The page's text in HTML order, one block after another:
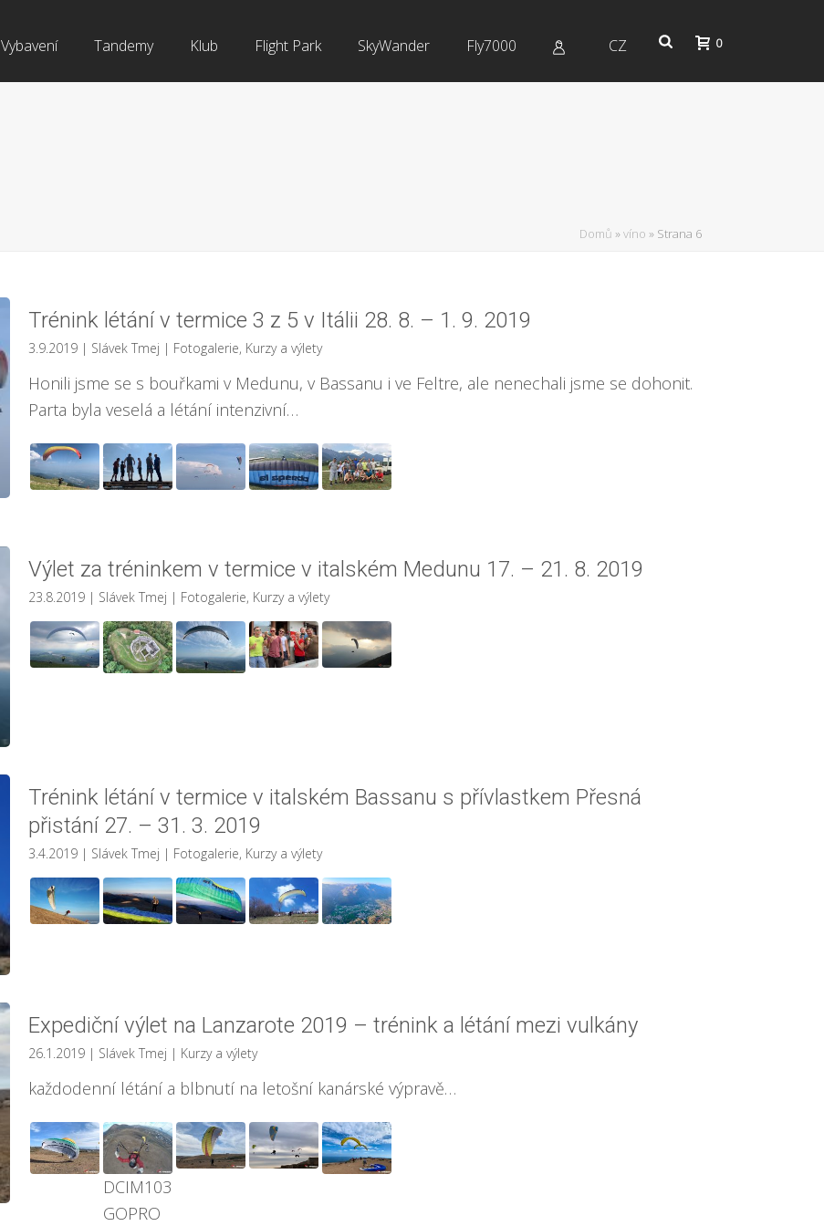
Vybavení Tandemy Klub Flight Park SkyWander Fly7000 CZ 0
Domů »víno » Strana 6
Trénink létání v termice 3 z 5 v Itálii 28. 8. – 1. 9. 2019
3.9.2019 | Slávek Tmej | Fotogalerie, Kurzy a výlety
Honili jsme se s bouřkami v Medunu, v Bassanu i ve Feltre, ale nenechali jsme se dohonit.
Parta byla veselá a létání intenzivní…
Výlet za tréninkem v termice v italském Medunu 17. – 21. 8. 2019
23.8.2019 | Slávek Tmej | Fotogalerie, Kurzy a výlety
Trénink létání v termice v italském Bassanu s přívlastkem Přesná
přistání 27. – 31. 3. 2019
3.4.2019 | Slávek Tmej | Fotogalerie, Kurzy a výlety
Expediční výlet na Lanzarote 2019 – trénink a létání mezi vulkány
26.1.2019 | Slávek Tmej | Kurzy a výlety
každodenní létání a blbnutí na letošní kanárské výpravě…
DCIM103
GOPRO